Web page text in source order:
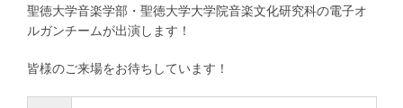
聖徳大学音楽学部・聖徳大学大学院音楽文化研究科の電子オ
ルガンチームが出演します！
皆様のご来場をお待ちしています！